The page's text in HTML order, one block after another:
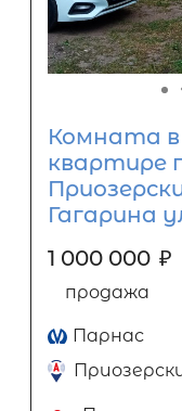
Комната
квартире
Гагарина
1 000 000 ₽
продажа
Парнас